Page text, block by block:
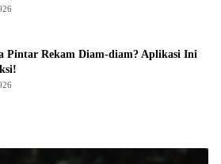
Pintar Rekam Diam-diam? Aplikasi Ini